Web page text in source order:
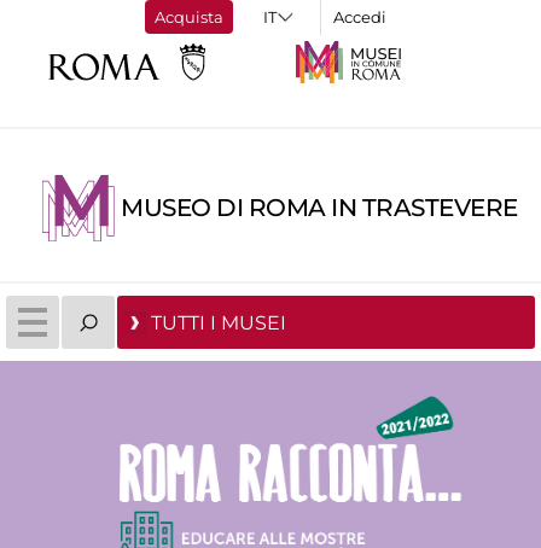
Acquista Accedi
MUSEO DI ROMA IN TRASTEVERE
TUTTI I MUSEI